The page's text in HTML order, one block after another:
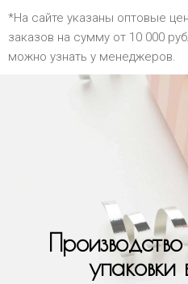
*На сайте указаны оптовые
заказов на сумму от 10 000
можно узнать у менеджеров.